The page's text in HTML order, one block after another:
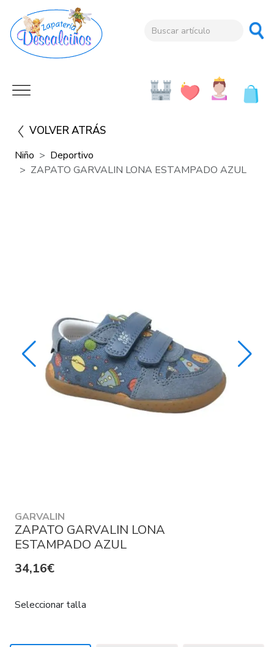
VOLVER ATRÁS
Niño
Deportivo
ZAPATO GARVALIN LONA ESTAMPADO AZUL
GARVALIN
ZAPATO GARVALIN LONA
ESTAMPADO AZUL
34,16€
Seleccionar talla